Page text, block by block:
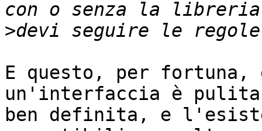
>
E questo, per
un'interfaccia è
ben definita, e